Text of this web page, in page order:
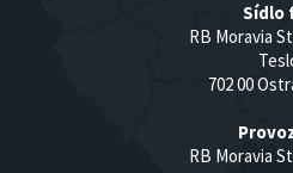
Sídlo
RB Moravia
702 00
RB Moravia